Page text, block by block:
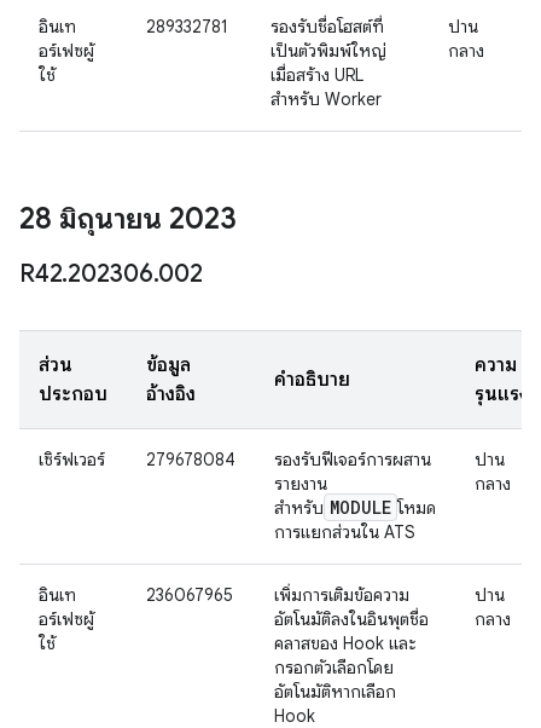
อินเท
อร์เฟซผู้
ใช้
289332781
รองรับชื่อโฮสต์ที่
เป็นตัวพิมพ์ใหญ่
เมื่อสร้าง URL
สำหรับ Worker
ปาน
กลาง
28 มิถุนายน 2023
R42.202306.002
ส่วน
ประกอบ
ข้อมูล
อ้างอิง
คำอธิบาย
ความ
รุนแรง
เซิร์ฟเวอร์ 279678084
รองรับฟีเจอร์การผสาน
รายงาน
สำหรับ MODULE โหมด
การแยกส่วนใน ATS
ปาน
กลาง
อินเท
อร์เฟซผู้
ใช้
236067965
เพิ่มการเติมข้อความ
อัตโนมัติลงในอินพุตชื่อ
คลาสของ Hook และ
กรอกตัวเลือกโดย
อัตโนมัติหากเลือก
Hook
ปาน
กลาง